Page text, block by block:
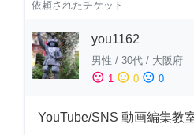
依頼されたチケット
you1162
男性 / 30代 / 大阪府
sentiment_satisfied 1 sentiment_neutral 0 sentiment_dissatisfied 0
YouTube/SNS 動画編集教